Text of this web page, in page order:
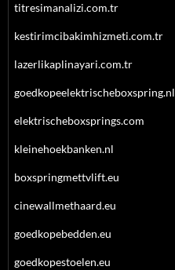
titresimanalizi.com.tr
kestirimcibakimhizmeti.com.tr
lazerlikaplinayari.com.tr
goedkopeelektrischeboxspring.nl
elektrischeboxsprings.com
kleinehoekbanken.nl
boxspringmettvlift.eu
cinewallmethaard.eu
goedkopebedden.eu
goedkopestoelen.eu